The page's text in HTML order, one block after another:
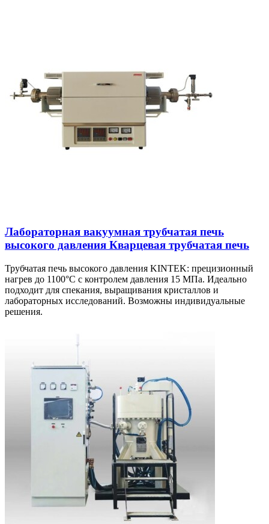
Лабораторная вакуумная трубчатая печь
высокого давления Кварцевая трубчатая печь
Трубчатая печь высокого давления KINTEK: прецизионный
нагрев до 1100°C с контролем давления 15 МПа. Идеально
подходит для спекания, выращивания кристаллов и
лабораторных исследований. Возможны индивидуальные
решения.